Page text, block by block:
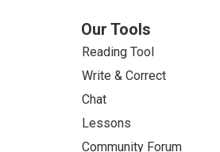
Our Tools
Reading Tool
Write & Correct
Chat
Lessons
Community Forum